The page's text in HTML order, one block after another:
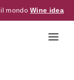
il mondoWine idea